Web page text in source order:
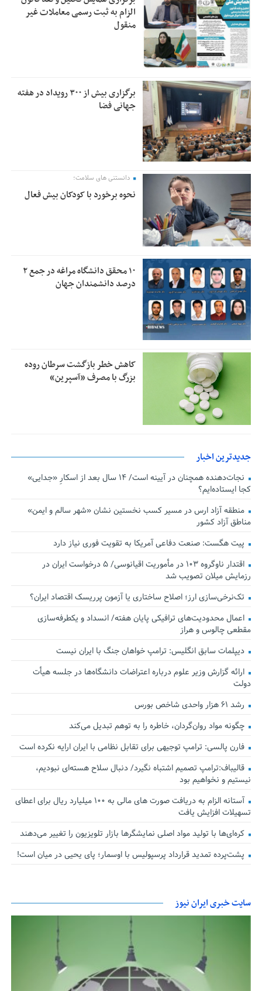
الزام به ثبت رسمی معاملات غیر
منقول
برگزاری بیش از ۳۰۰ رویداد در هفته
جهانی فضا
دانستنی های سلامت؛
نحوه برخورد با کودکان بیش فعال
۱۰ محقق دانشگاه مراغه در جمع ۲
درصد دانشمندان جهان
کاهش خطر بازگشت سرطان روده
بزرگ با مصرف «آسپرین»
جدیدترین اخبار
نجات‌دهنده‌ همچنان در آیینه است/ ۱۴ سال بعد از اسکارِ «جدایی»
کجا ایستاده‌ایم؟
منطقه آزاد ارس در مسیر کسب نخستین نشان «شهر سالم و ایمن»
مناطق آزاد کشور
پیت هگست: صنعت دفاعی آمریکا به تقویت فوری نیاز دارد
اقتدار ناوگروه ۱۰۳ در مأموریت‌ اقیانوسی/ ۵ درخواست ایران در
رزمایش میلان تصویب شد
تک‌نرخی‌سازی ارز؛ اصلاح ساختاری یا آزمون پرریسک اقتصاد ایران؟
اعمال محدودیت‌های ترافیکی پایان هفته/ انسداد و یکطرفه‌سازی
مقطعی چالوس و هراز
دیپلمات سابق انگلیس:‌ ترامپ خواهان جنگ با ایران نیست
ارائه گزارش وزیر علوم درباره اعتراضات دانشگاه‌ها در جلسه هیأت
دولت
رشد ۶۱ هزار واحدی شاخص بورس
چگونه مواد روان‌گردان، خاطره را به توهم تبدیل می‌کند
فارن پالسی: ترامپ توجیهی برای تقابل نظامی با ایران ارایه نکرده است
قالیباف:ترامپ تصمیم اشتباه نگیرد/ دنبال سلاح هسته‌ای نبودیم،
نیستیم و نخواهیم بود
آستانه الزام به دریافت صورت های مالی به ۱۰۰ میلیارد ریال برای اعطای
تسهیلات افزایش یافت
کره‌ای‌ها با تولید مواد اصلی نمایشگرها بازار تلویزیون را تغییر می‌دهند
پشت‌پرده تمدید قرارداد پرسپولیس با اوسمار؛ پای یحیی در میان است!
سایت خبری ایران نیوز